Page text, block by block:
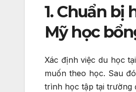
1. Chuẩn bị
Mỹ học
Xác định việc du học
muốn theo học. Sau
trình học tập tại trường